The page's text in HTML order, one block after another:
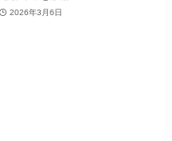
2026年3月6日